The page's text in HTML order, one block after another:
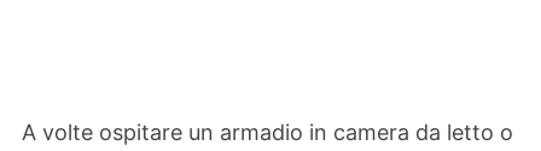
A volte ospitare un armadio in camera da letto o